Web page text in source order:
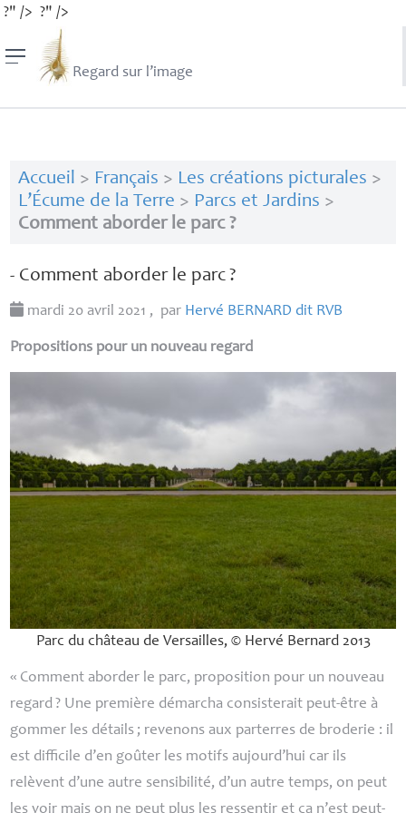
?" /> ?" />
Regard sur l’image
Accueil > Français > Les créations picturales >
L’Écume de la Terre > Parcs et Jardins >
Comment aborder le parc ?
- Comment aborder le parc ?
mardi 20 avril 2021 , par Hervé BERNARD dit RVB
Propositions pour un nouveau regard
Parc du château de Versailles, © Hervé Bernard 2013
« Comment aborder le parc, proposition pour un nouveau
regard ? Une première démarcha consisterait peut-être à
gommer les détails ; revenons aux parterres de broderie : il
est difficile d’en goûter les motifs aujourd’hui car ils
relèvent d’une autre sensibilité, d’un autre temps, on peut